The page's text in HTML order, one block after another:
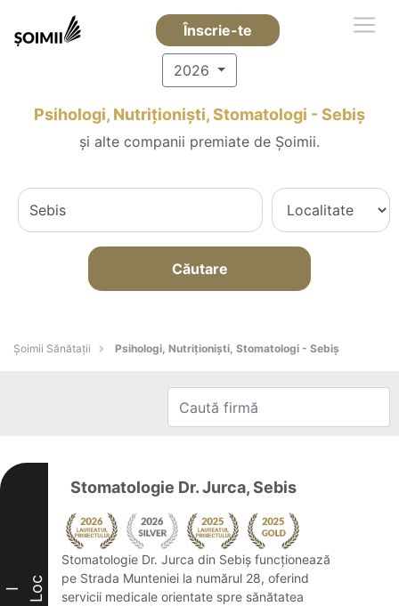
Înscrie-te
2026
Psihologi, Nutriționiști, Stomatologi - Sebiş
și alte companii premiate de Șoimii.
Căutare
Şoimii Sănătații Psihologi, Nutriționiști, Stomatologi - Sebiş
I Loc
Stomatologie Dr. Jurca, Sebis
Stomatologie Dr. Jurca din Sebiș funcționează
pe Strada Munteniei la numărul 28, oferind
servicii medicale orientate spre sănătatea